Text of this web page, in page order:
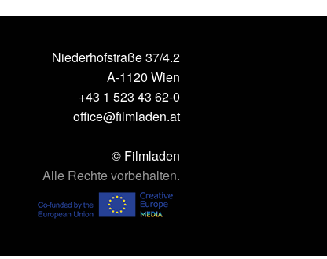
Niederhofstraße 37/4.2
A-1120 Wien
+43 1 523 43 62-0
office@filmladen.at
© Filmladen
Alle Rechte vorbehalten.